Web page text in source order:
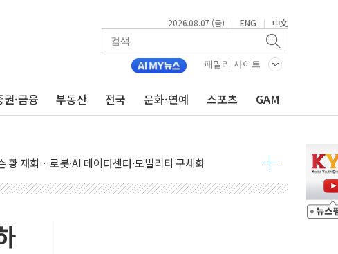
2026.08.07 (금) | ENG | 中文
패밀리 사이트
권·금융 부동산 전국 문화·연예 스포츠 GAM
대부분 상승… "2분기 기업 순이익 21% 증가" 전망
으로 나토 회원국 공격 검토… 거짓 깃발 작전"
·아이온큐·도어대시↑ VS 샌디스크·피그마·앱러빈↓
급 반대…상법·자본시장법 개정 논의"
발사에 긴급 안보 점검회의
·호르무즈 재개방 기대에 강세